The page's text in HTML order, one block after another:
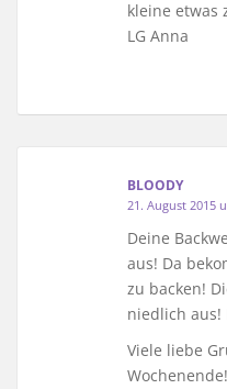
kleine etwas
LG Anna
BLOODY
21. August 2015
Deine
aus! Da
zu backen!
niedlich aus!
Viele liebe
Wochenende!